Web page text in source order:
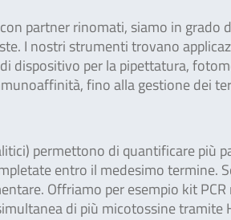
partner rinomati, siamo in
I nostri strumenti trovano
dispositivo per la pipettatura,
fino alla gestione dei
permettono di quantificare più
entro il medesimo termine.
Offriamo per esempio kit
di più micotossine tramite